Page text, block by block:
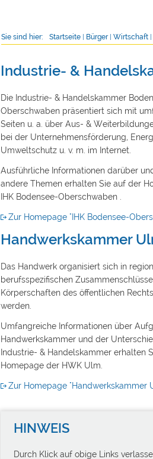
Sie sind hier: Startseite Bürger|Wirtschaft
Industrie- &
Die Industrie- & Handelskammer
Oberschwaben präsentiert sich mit
Seiten u. a. über Aus- &
bei der Unternehmensförderung,
Umweltschutz u. v. m. im Internet.
Ausführliche Informationen darüber
andere Themen erhalten Sie auf der
IHK Bodensee-Oberschwaben .
Zur Homepage "IHK Bodensee-
Handwerkskammer
Das Handwerk organisiert sich in
berufsspezifischen
Körperschaften des öffentlichen
werden.
Umfangreiche Informationen über
Handwerkskammer und der
Industrie- & Handelskammer erhalten
Homepage der HWK Ulm.
Zur Homepage "Handwerkskammer
HINWEIS
Durch Klick auf obige Links